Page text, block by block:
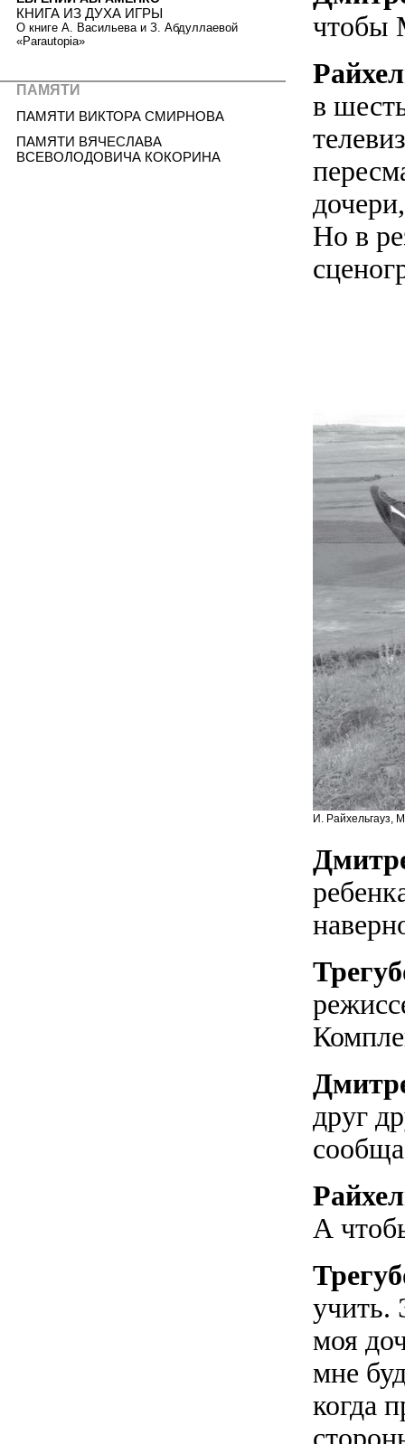
чтобы
в
Но в
И. Райхельгауз,
друг
А
учить.
моя
мне
когда
КНИГА ИЗ ДУХА ИГРЫ
О книге А. Васильева и З. Абдуллаевой
«Parautopia»
ПАМЯТИ
ПАМЯТИ ВИКТОРА СМИРНОВА
ПАМЯТИ ВЯЧЕСЛАВА
ВСЕВОЛОДОВИЧА КОКОРИНА